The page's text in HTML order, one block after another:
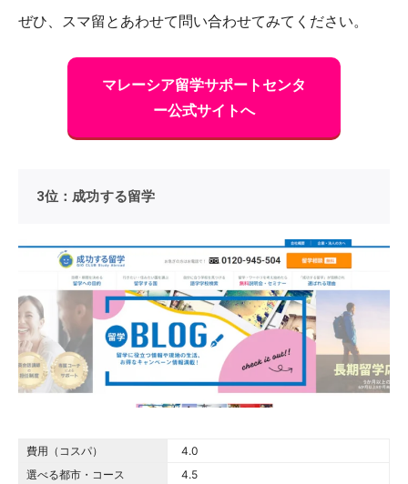
ぜひ、スマ留とあわせて問い合わせてみてください。
マレーシア留学サポートセンタ
ー公式サイトへ
3位：成功する留学
費用（コスパ） 4.0 out of 5.0 stars
4.0
選べる都市・コース
4.5 out of 5.0 stars
4.5